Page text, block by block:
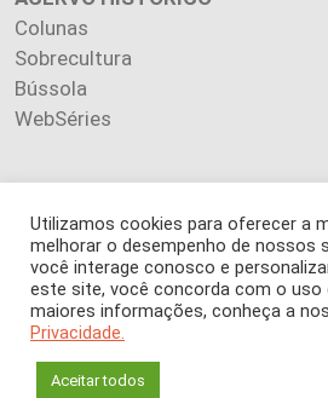
Colunas
Sobrecultura
Bússola
WebSéries
Copyright 2026 INSTITUTO CIÊNCIA
reservados.
Os artigos publicados na revista
opinião de seus
É proibida a reprodução, integral ou
Utilizamos cookies para oferecer a
melhorar o desempenho de nossos
você interage conosco e
este site, você concorda com o uso
maiores informações, conheça a
Privacidade.
Aceitar todos